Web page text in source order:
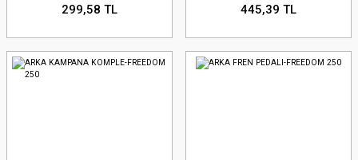
299,58 TL 445,39 TL